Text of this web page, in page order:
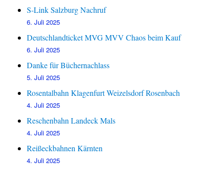
S-Link Salzburg Nachruf
6. Juli 2025
Deutschlandticket MVG MVV Chaos beim Kauf
6. Juli 2025
Danke für Büchernachlass
5. Juli 2025
Rosentalbahn Klagenfurt Weizelsdorf Rosenbach
4. Juli 2025
Reschenbahn Landeck Mals
4. Juli 2025
Reißeckbahnen Kärnten
4. Juli 2025